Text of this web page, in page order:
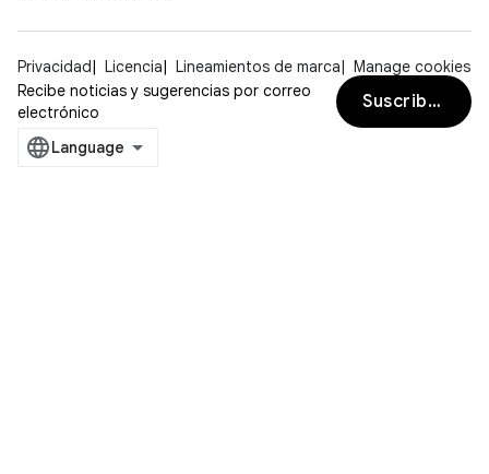
Privacidad Licencia Lineamientos de marca
Manage cookies
Recibe noticias y sugerencias por correo
electrónico
Suscribirse